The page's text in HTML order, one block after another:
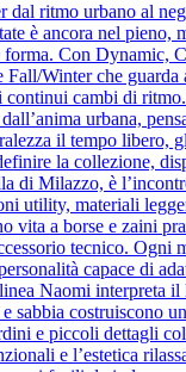
dal ritmo urbano al
è ancora nel pieno,
Con Dynamic,
Winter che guarda
continui cambi di
urbana,
il tempo libero,
la collezione,
di Milazzo, è
utility, materiali
vita a borse e zaini
tecnico. Ogni
capace di
Naomi interpreta il
sabbia costruiscono
e piccoli dettagli
e l’estetica